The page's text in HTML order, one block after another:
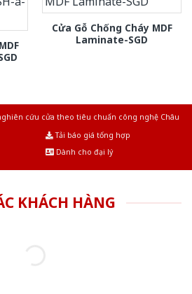
Cửa Gỗ Chống Cháy MDF
Laminate-SGD
cứu cửa theo tiêu chuẩn công nghệ Châu
Tải báo giá tổng hợp
Dành cho đại lý
KHÁCH HÀNG